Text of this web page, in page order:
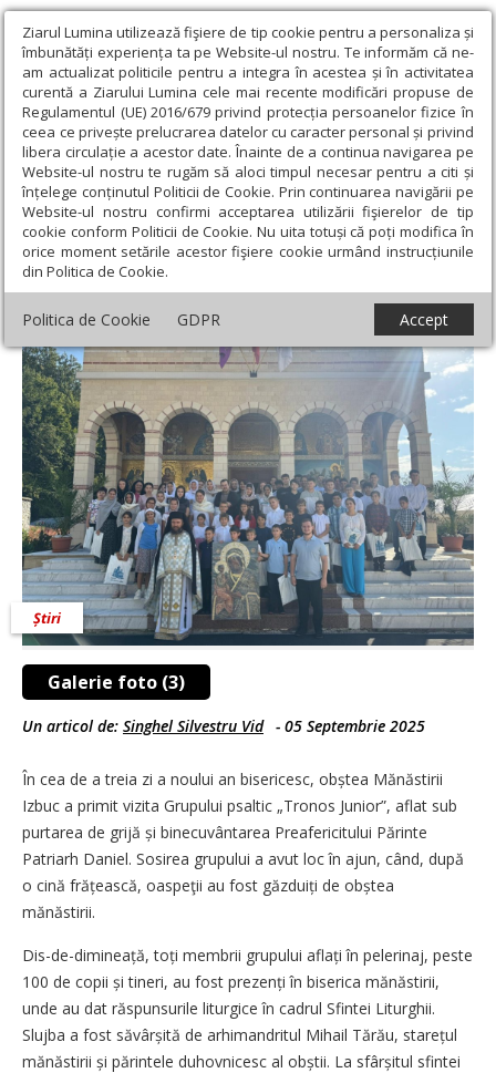
Ziarul Lumina utilizează fişiere de tip cookie pentru a personaliza și
îmbunătăți experiența ta pe Website-ul nostru. Te informăm că ne-
am actualizat politicile pentru a integra în acestea și în activitatea
curentă a Ziarului Lumina cele mai recente modificări propuse de
Regulamentul (UE) 2016/679 privind protecția persoanelor fizice în
ceea ce privește prelucrarea datelor cu caracter personal și privind
libera circulație a acestor date. Înainte de a continua navigarea pe
Website-ul nostru te rugăm să aloci timpul necesar pentru a citi și
înțelege conținutul Politicii de Cookie. Prin continuarea navigării pe
Website-ul nostru confirmi acceptarea utilizării fişierelor de tip
cookie conform Politicii de Cookie. Nu uita totuși că poți modifica în
orice moment setările acestor fişiere cookie urmând instrucțiunile
din Politica de Cookie.
Politica de Cookie GDPR Accept
Ziarul Lumina › Actualitate religioasă › Știri › „Tronos Junior”,
glasuri tinere în slujba lui Hristos, la Mănăstirea Izbuc
„Tronos Junior”, glasuri tinere în slujba lui
Hristos, la Mănăstirea Izbuc
Galerie foto (3)
Știri
Un articol de: Singhel Silvestru Vid - 05 Septembrie 2025
În cea de a treia zi a noului an bisericesc, obștea Mănăstirii
Izbuc a primit vizita Grupului psaltic „Tronos Junior”, aflat sub
purtarea de grijă și binecuvântarea Preafericitului Părinte
Patriarh Daniel. Sosirea grupului a avut loc în ajun, când, după
o cină frățească, oaspeţii au fost găzduiți de obștea
mănăstirii.
Dis-de-dimineață, toți membrii grupului aflați în pelerinaj, peste
100 de copii și tineri, au fost prezenți în biserica mănăstirii,
unde au dat răspunsurile liturgice în cadrul Sfintei Liturghii.
Slujba a fost săvârșită de arhimandritul Mihail Tărău, starețul
mănăstirii și părintele duhovnicesc al obștii. La sfârșitul sfintei